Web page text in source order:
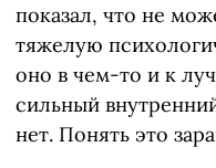
показал, что не
тяжелую
оно в чем-то и к
сильный
нет. Понять это